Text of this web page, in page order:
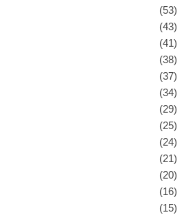
(53)
(43)
(41)
(38)
(37)
(34)
(29)
(25)
(24)
(21)
(20)
(16)
(15)